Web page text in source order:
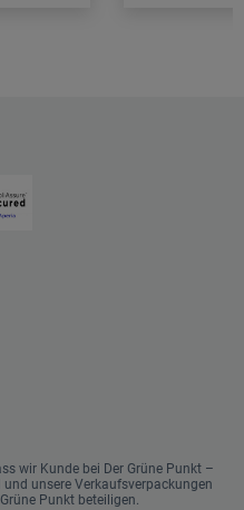
wir Kunde bei Der Grüne Punkt –
unsere Verkaufsverpackungen
Punkt beteiligen.